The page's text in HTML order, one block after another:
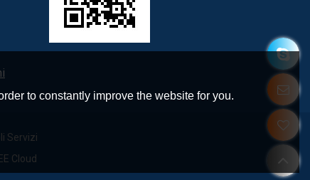
Servizi
Cloud
to constantly improve the website for you.